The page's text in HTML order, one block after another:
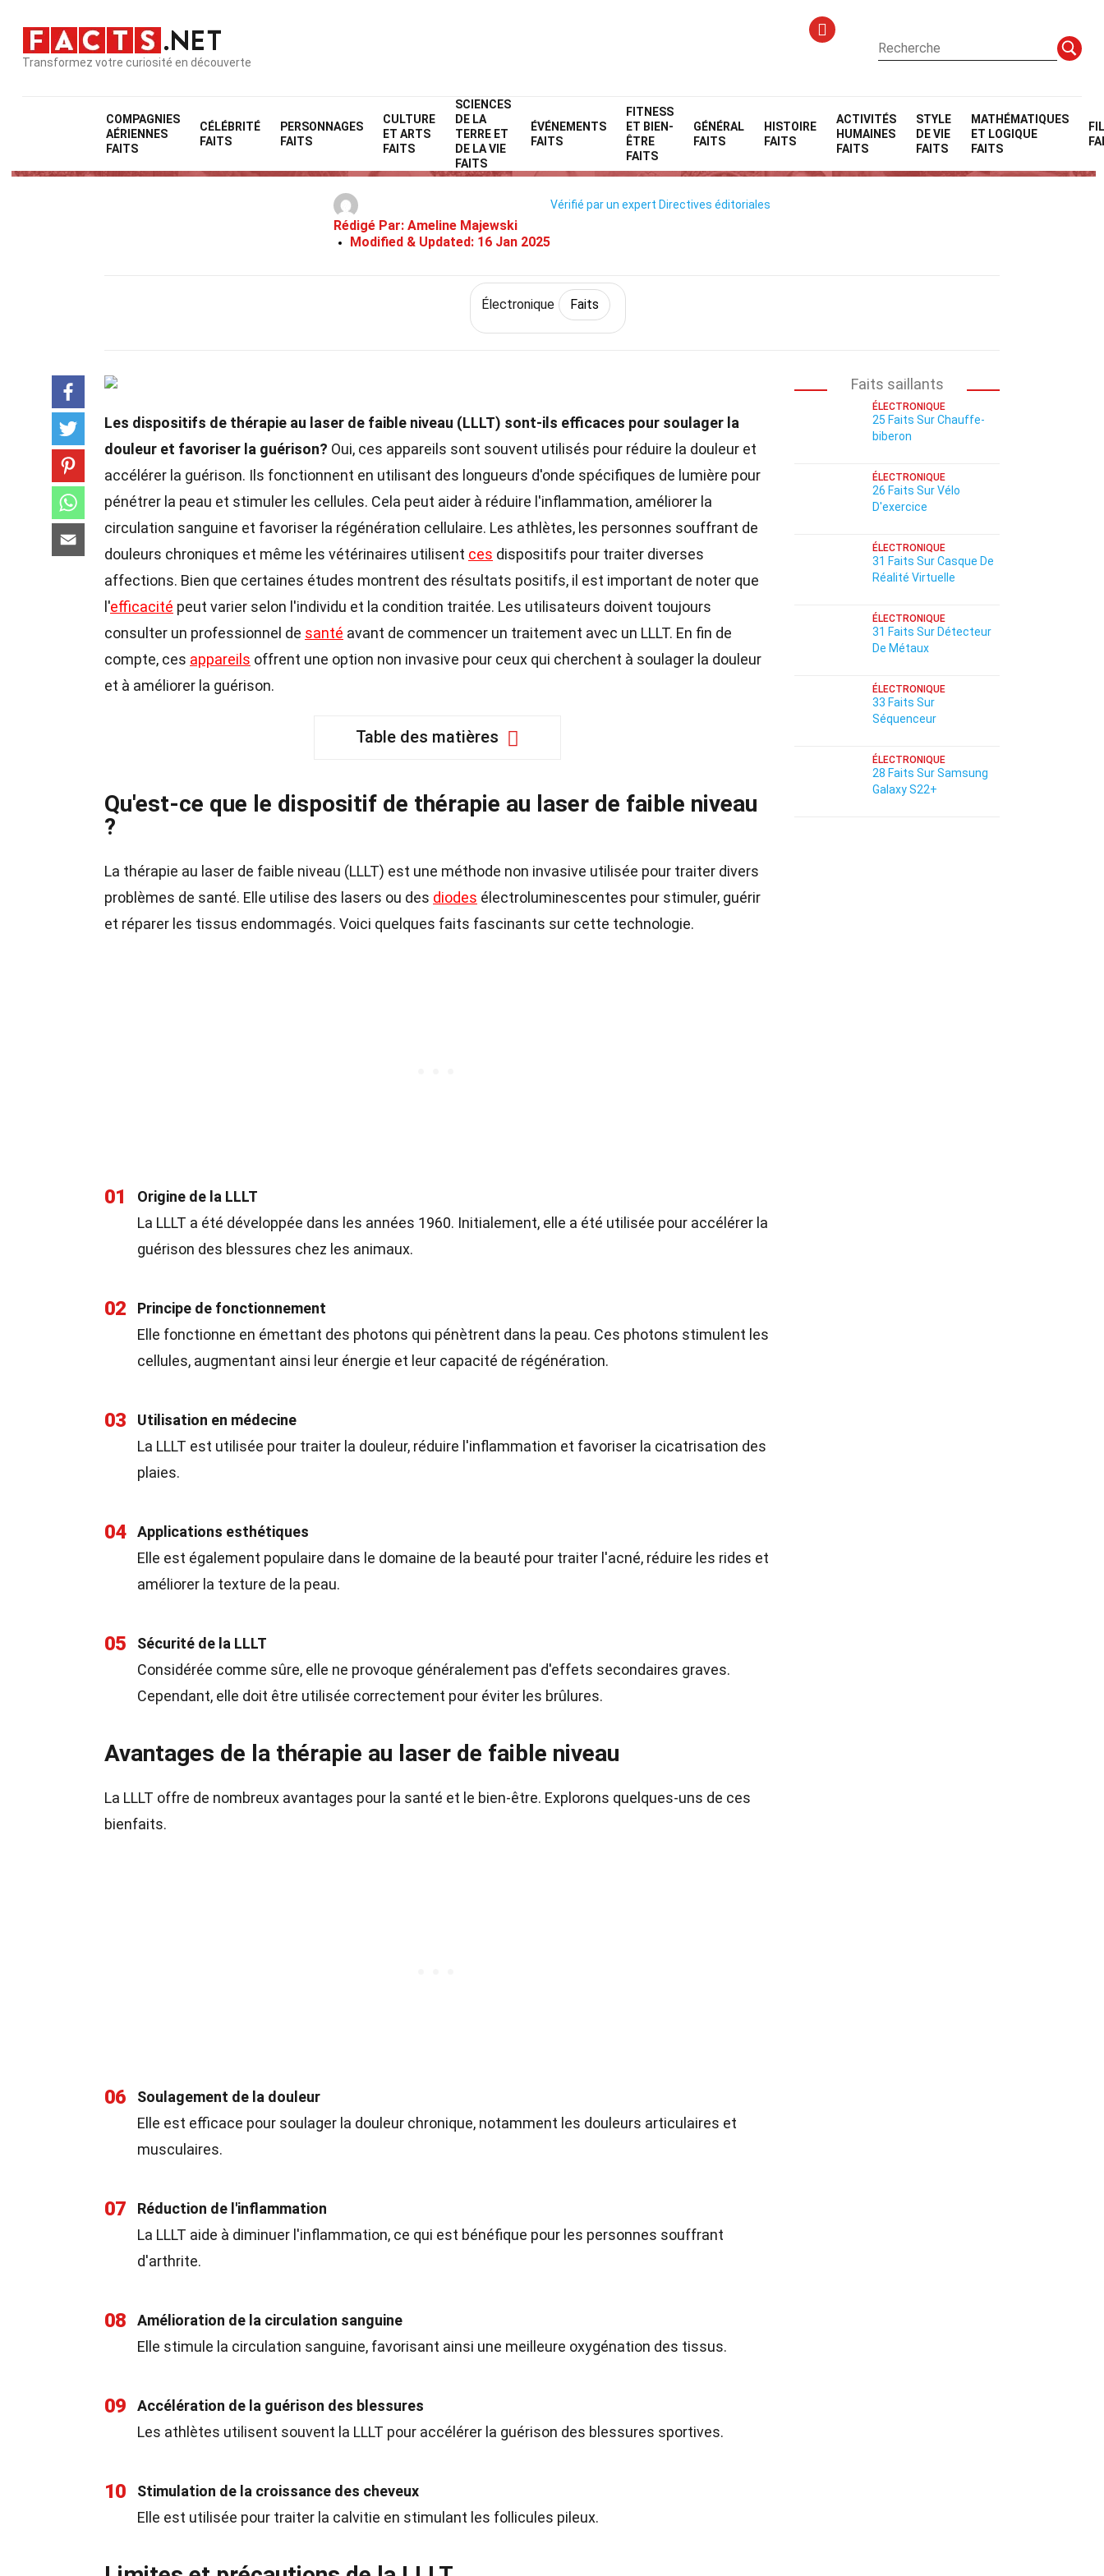
Transformez votre curiosité en découverte
COMPAGNIES
AÉRIENNES
FAITS
CÉLÉBRITÉ
FAITS
PERSONNAGES
FAITS
CULTURE
ET ARTS
FAITS
SCIENCES
DE LA
TERRE ET
DE LA VIE
FAITS
ÉVÉNEMENTS
FAITS
FITNESS
ET BIEN-
ÊTRE
FAITS
GÉNÉRAL
FAITS
HISTOIRE
FAITS
ACTIVITÉS
HUMAINES
FAITS
STYLE
DE VIE
FAITS
MATHÉMATIQUES
ET LOGIQUE
FAITS
Home Technologie et sciences Électronique
26 Faits Sur Dispositif De Thérapie Au Laser De Faible Niveau
Rédigé Par: Ameline Majewski
Modified & Updated: 16 Jan 2025
Vérifié par un expert Directives éditoriales
Électronique Faits
Les dispositifs de thérapie au laser de faible niveau (LLLT) sont-ils efficaces pour soulager la
douleur et favoriser la guérison? Oui, ces appareils sont souvent utilisés pour réduire la douleur et
accélérer la guérison. Ils fonctionnent en utilisant des longueurs d'onde spécifiques de lumière pour
pénétrer la peau et stimuler les cellules. Cela peut aider à réduire l'inflammation, améliorer la
circulation sanguine et favoriser la régénération cellulaire. Les athlètes, les personnes souffrant de
douleurs chroniques et même les vétérinaires utilisent ces dispositifs pour traiter diverses
affections. Bien que certaines études montrent des résultats positifs, il est important de noter que
l'efficacité peut varier selon l'individu et la condition traitée. Les utilisateurs doivent toujours
consulter un professionnel de santé avant de commencer un traitement avec un LLLT. En fin de
compte, ces appareils offrent une option non invasive pour ceux qui cherchent à soulager la douleur
et à améliorer la guérison.
Table des matières
Qu'est-ce que le dispositif de thérapie au laser de faible niveau
?
La thérapie au laser de faible niveau (LLLT) est une méthode non invasive utilisée pour traiter divers
problèmes de santé. Elle utilise des lasers ou des diodes électroluminescentes pour stimuler, guérir
et réparer les tissus endommagés. Voici quelques faits fascinants sur cette technologie.
01
Origine de la LLLT
La LLLT a été développée dans les années 1960. Initialement, elle a été utilisée pour accélérer la
guérison des blessures chez les animaux.
02
Principe de fonctionnement
Elle fonctionne en émettant des photons qui pénètrent dans la peau. Ces photons stimulent les
cellules, augmentant ainsi leur énergie et leur capacité de régénération.
03
Utilisation en médecine
La LLLT est utilisée pour traiter la douleur, réduire l'inflammation et favoriser la cicatrisation des
plaies.
04
Applications esthétiques
Elle est également populaire dans le domaine de la beauté pour traiter l'acné, réduire les rides et
améliorer la texture de la peau.
05
Sécurité de la LLLT
Considérée comme sûre, elle ne provoque généralement pas d'effets secondaires graves.
Cependant, elle doit être utilisée correctement pour éviter les brûlures.
Avantages de la thérapie au laser de faible niveau
La LLLT offre de nombreux avantages pour la santé et le bien-être. Explorons quelques-uns de ces
bienfaits.
06
Soulagement de la douleur
Elle est efficace pour soulager la douleur chronique, notamment les douleurs articulaires et
musculaires.
07
Réduction de l'inflammation
La LLLT aide à diminuer l'inflammation, ce qui est bénéfique pour les personnes souffrant
d'arthrite.
08
Amélioration de la circulation sanguine
Elle stimule la circulation sanguine, favorisant ainsi une meilleure oxygénation des tissus.
09
Accélération de la guérison des blessures
Les athlètes utilisent souvent la LLLT pour accélérer la guérison des blessures sportives.
10
Stimulation de la croissance des cheveux
Elle est utilisée pour traiter la calvitie en stimulant les follicules pileux.
Faits saillants
ÉLECTRONIQUE
25 Faits Sur Chauffe-
biberon
ÉLECTRONIQUE
26 Faits Sur Vélo
D'exercice
ÉLECTRONIQUE
31 Faits Sur Casque De
Réalité Virtuelle
ÉLECTRONIQUE
31 Faits Sur Détecteur
De Métaux
ÉLECTRONIQUE
33 Faits Sur
Séquenceur
ÉLECTRONIQUE
28 Faits Sur Samsung
Galaxy S22+